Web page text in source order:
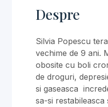
Despre
Silvia Popescu
vechime de 9 ani.
obosite cu boli
de droguri,
si gaseasca
sa-si